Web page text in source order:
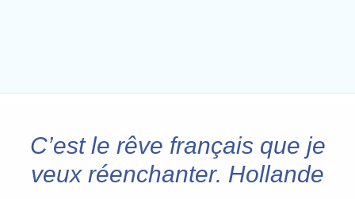
C’est le rêve français que je
veux réenchanter. Hollande